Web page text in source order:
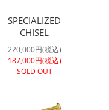
SPECIALIZED
CHISEL
220,000円(税込)
187,000円(税込)
SOLD OUT